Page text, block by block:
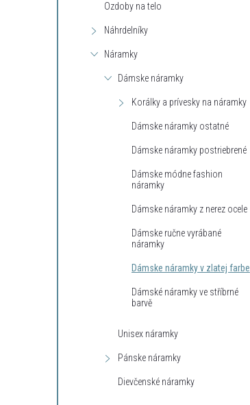
Ozdoby na telo
Náhrdelníky
Náramky
Dámske náramky
Korálky a prívesky na náramky
Dámske náramky ostatné
Dámske náramky postriebrené
Dámske módne fashion
náramky
Dámske náramky z nerez ocele
Dámske ručne vyrábané
náramky
Dámske náramky v zlatej farbe
Dámské náramky ve stříbrné
barvě
Unisex náramky
Pánske náramky
Dievčenské náramky